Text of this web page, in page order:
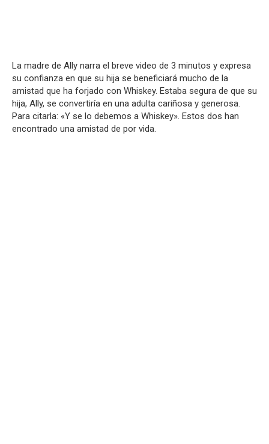
La madre de Ally narra el breve video de 3 minutos y expresa
su confianza en que su hija se beneficiará mucho de la
amistad que ha forjado con Whiskey. Estaba segura de que su
hija, Ally, se convertiría en una adulta cariñosa y generosa.
Para citarla: «Y se lo debemos a Whiskey». Estos dos han
encontrado una amistad de por vida.